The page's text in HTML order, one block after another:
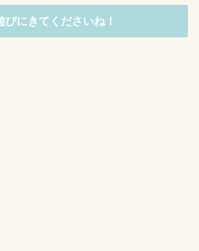
びにきてくださいね！